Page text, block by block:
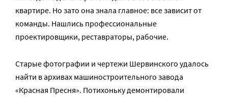
квартире. Но зато она знала главное: все зависит от
команды. Нашлись профессиональные
проектировщики, реставраторы, рабочие.
Старые фотографии и чертежи Шервинского удалось
найти в архивах машиностроительного завода
«Красная Пресня». Потихоньку демонтировали